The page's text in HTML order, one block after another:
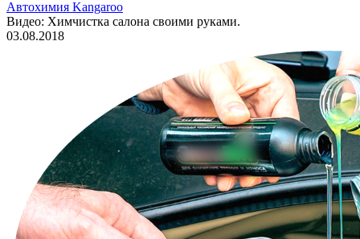
Автохимия Kangaroo
Видео: Химчистка салона своими руками.
03.08.2018